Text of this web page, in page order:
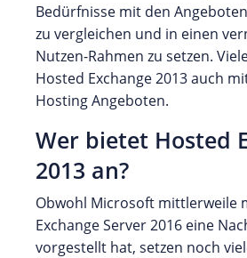
Bedürfnisse mit den
zu vergleichen und in einen
Nutzen-Rahmen zu setzen.
Hosted Exchange 2013 auch
Hosting Angeboten.
Wer bietet Hosted
2013 an?
Obwohl Microsoft mittlerweile
Exchange Server 2016 eine
vorgestellt hat, setzen noch